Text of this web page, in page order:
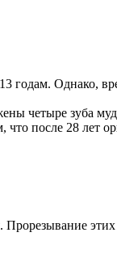
годам. Однако,
четыре зуба
после 28 лет
этих